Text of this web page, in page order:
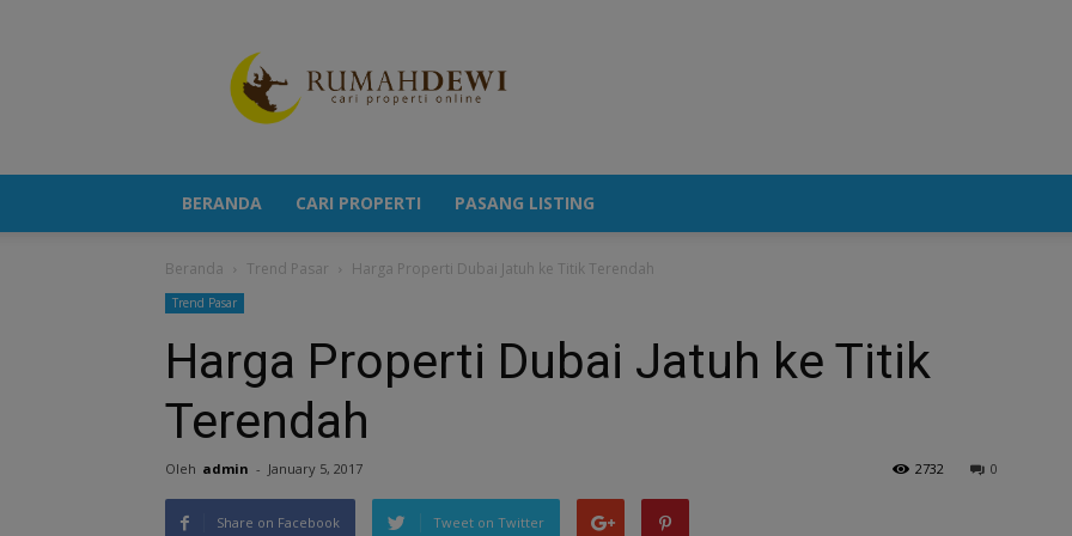
Berita
Properti
Terkini
BERANDA CARI PROPERTI PASANG LISTING
Beranda Trend Pasar Harga Properti Dubai Jatuh ke Titik Terendah
Trend Pasar
Harga Properti Dubai Jatuh ke Titik
Terendah
Oleh admin - January 5, 2017 0
2732
Share on Facebook Tweet on Twitter